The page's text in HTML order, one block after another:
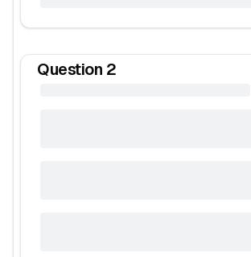
Question 2